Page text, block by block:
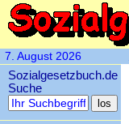
7. August 2026
Sozialgesetzbuch.de
Suche